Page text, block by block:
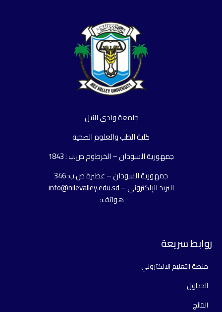
جامعة وادي النيل
كلية الطب والعلوم الصحية
جمهورية السودان – الخرطوم ص.ب : 1843
جمهورية السودان – عطبرة ص.ب: 346
البريد الإلكتروني – info@nilevalley.edu.sd
هواتف:
روابط سريعة
منصة التعليم الالكتروني
الجداول
النتائج